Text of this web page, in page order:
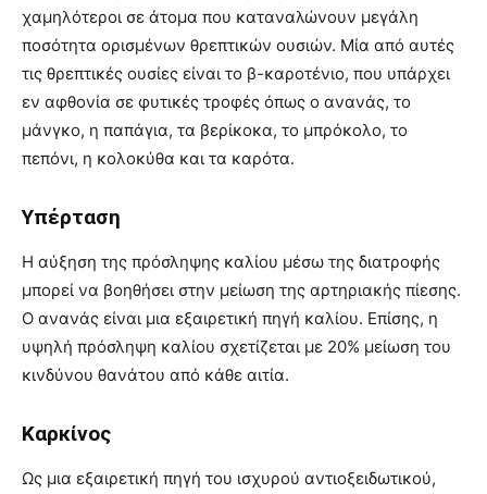
χαμηλότεροι σε άτομα που καταναλώνουν μεγάλη
ποσότητα ορισμένων θρεπτικών ουσιών. Μία από αυτές
τις θρεπτικές ουσίες είναι το β-καροτένιο, που υπάρχει
εν αφθονία σε φυτικές τροφές όπως ο ανανάς, το
μάνγκο, η παπάγια, τα βερίκοκα, το μπρόκολο, το
πεπόνι, η κολοκύθα και τα καρότα.
Υπέρταση
Η αύξηση της πρόσληψης καλίου μέσω της διατροφής
μπορεί να βοηθήσει στην μείωση της αρτηριακής πίεσης.
Ο ανανάς είναι μια εξαιρετική πηγή καλίου. Επίσης, η
υψηλή πρόσληψη καλίου σχετίζεται με 20% μείωση του
κινδύνου θανάτου από κάθε αιτία.
Καρκίνος
Ως μια εξαιρετική πηγή του ισχυρού αντιοξειδωτικού,